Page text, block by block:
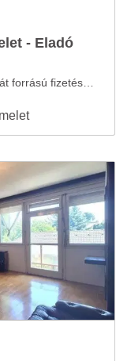
- Eladó